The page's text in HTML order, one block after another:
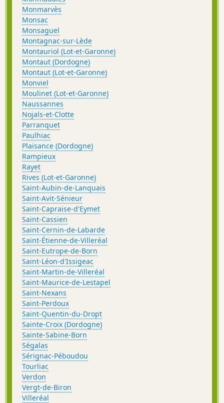
Monmarvès
Monsac
Monsaguel
Montagnac-sur-Lède
Montauriol (Lot-et-Garonne)
Montaut (Dordogne)
Montaut (Lot-et-Garonne)
Monviel
Moulinet (Lot-et-Garonne)
Naussannes
Nojals-et-Clotte
Parranquet
Paulhiac
Plaisance (Dordogne)
Rampieux
Rayet
Rives (Lot-et-Garonne)
Saint-Aubin-de-Lanquais
Saint-Avit-Sénieur
Saint-Capraise-d'Eymet
Saint-Cassien
Saint-Cernin-de-Labarde
Saint-Étienne-de-Villeréal
Saint-Eutrope-de-Born
Saint-Léon-d'Issigeac
Saint-Martin-de-Villeréal
Saint-Maurice-de-Lestapel
Saint-Nexans
Saint-Perdoux
Saint-Quentin-du-Dropt
Sainte-Croix (Dordogne)
Sainte-Sabine-Born
Ségalas
Sérignac-Péboudou
Tourliac
Verdon
Vergt-de-Biron
Villeréal